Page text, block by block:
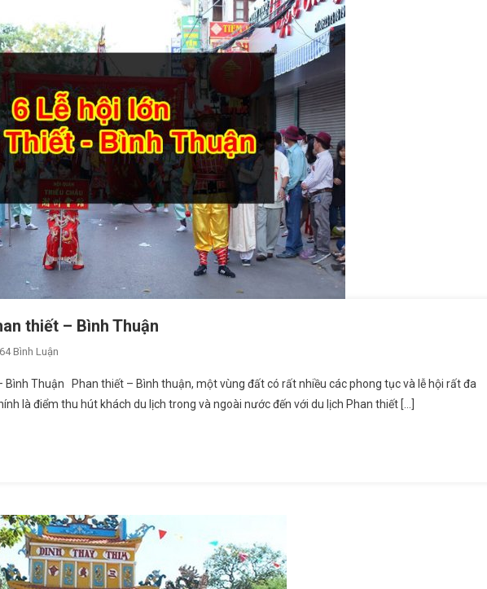
thiết – Bình Thuận
64 Bình Luận
Bình Thuận Phan thiết – Bình thuận, một vùng đất có rất nhiều các phong tục và lễ hội rất đa
là điểm thu hút khách du lịch trong và ngoài nước đến với du lịch Phan thiết […]